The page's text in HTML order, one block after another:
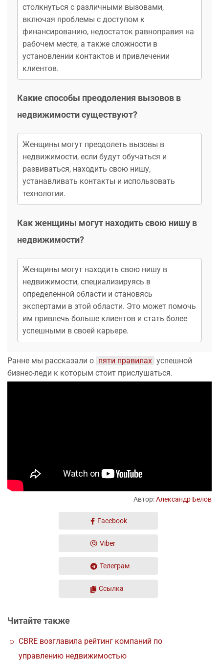
столкнуться с различными вызовами,
включая проблемы с доступом к
финансированию, недостаток равноправия на
рабочем месте, а также сложности в
установлении контактов и привлечении
клиентов.
Какие способы преодоления вызовов в
недвижимости существуют?
Женщины могут преодолеть вызовы в
недвижимости, если будут обучаться и
развиваться, находить свою нишу,
устанавливать контакты и использовать
технологии.
Как женщины могут находить свою нишу в
недвижимости?
Женщины могут находить свою нишу в
недвижимости, специализируясь в
определенной области и становясь
экспертами в этой области. Это может помочь
им привлечь больше клиентов и стать более
успешными в своей карьере.
Ранне мы рассказали о пяти правилах успешной
бизнес-леди к которым стоит прислушаться.
Автор:Александр Белов
Facebook
Viber
Телеграм
Ссылка
Читайте также
CBRE возглавила рейтинг компаний по
управлению недвижимостью